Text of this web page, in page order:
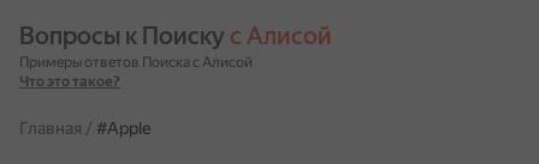
Вопросы к Поиску с Алисой
Примеры ответов Поиска с Алисой
Что это такое?
Главная / #Apple